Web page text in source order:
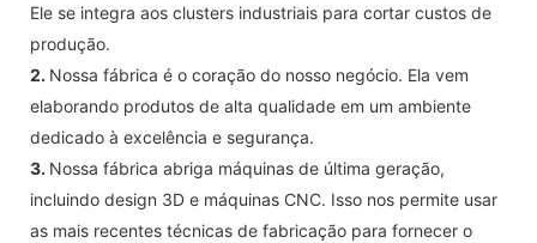
Ele se integra aos clusters industriais para cortar custos de
produção.
2. Nossa fábrica é o coração do nosso negócio. Ela vem
elaborando produtos de alta qualidade em um ambiente
dedicado à excelência e segurança.
3. Nossa fábrica abriga máquinas de última geração,
incluindo design 3D e máquinas CNC. Isso nos permite usar
as mais recentes técnicas de fabricação para fornecer o